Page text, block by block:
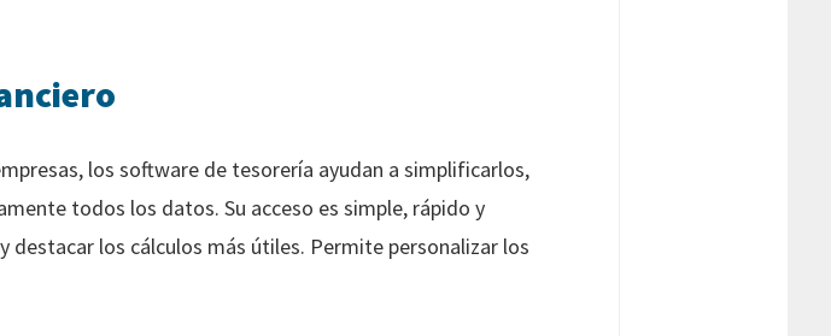
los software de tesorería ayudan a simplificarlos,
todos los datos. Su acceso es simple, rápido y
los cálculos más útiles. Permite personalizar los